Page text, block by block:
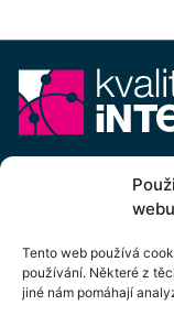
webu
Tento web používá
používání. Některé z
jiné nám pomáhají
pobočného
Cenový výměr
Přihlášení k